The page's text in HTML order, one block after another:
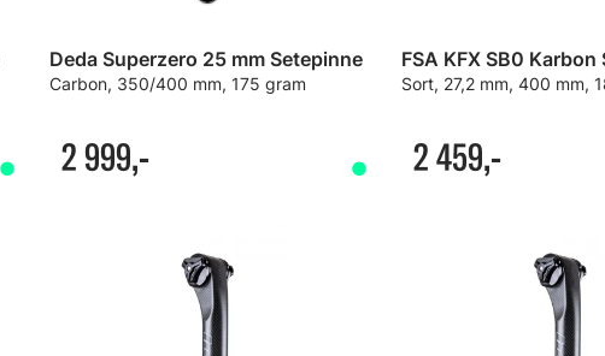
Deda Superzero 25 mm Setepinne
Carbon, 350/400 mm, 175 gram
2 999,-
FSA KFX SB0 Karbon
Sort, 27,2 mm, 400 mm,
2 459,-